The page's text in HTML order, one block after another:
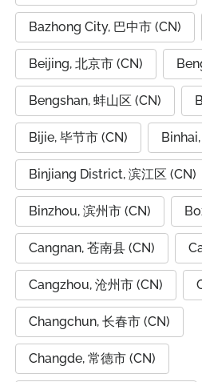
Bazhong City, 巴中市 (CN)
Beijing, 北京市 (CN)
Bengshan, 蚌山区 (CN)
Bijie, 毕节市 (CN)
Binjiang District, 滨江区 (CN)
Binzhou, 滨州市 (CN)
Cangnan, 苍南县 (CN)
Cangzhou, 沧州市 (CN)
Changchun, 长春市 (CN)
Changde, 常德市 (CN)